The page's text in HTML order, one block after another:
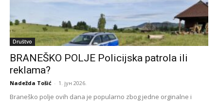
Društvo
BRANEŠKO POLJE Policijska patrola ili
reklama?
Nadežda Tošić - 1. јун 2026.
Braneško polje ovih dana je popularno zbog jedne orginalne i